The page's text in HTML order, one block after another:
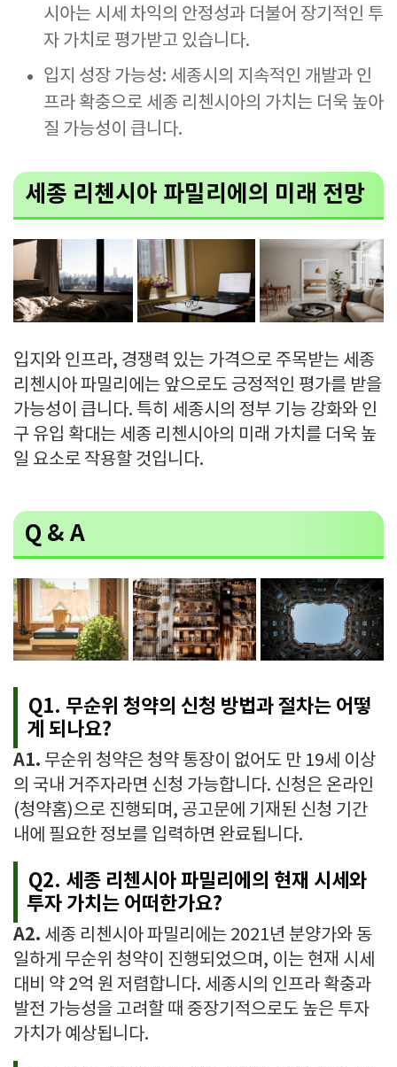
시아는 시세 차익의 안정성과 더불어 장기적인 투
자 가치로 평가받고 있습니다.
입지 성장 가능성: 세종시의 지속적인 개발과 인
프라 확충으로 세종 리첸시아의 가치는 더욱 높아
질 가능성이 큽니다.
세종 리첸시아 파밀리에의 미래 전망
입지와 인프라, 경쟁력 있는 가격으로 주목받는 세종
리첸시아 파밀리에는 앞으로도 긍정적인 평가를 받을
가능성이 큽니다. 특히 세종시의 정부 기능 강화와 인
구 유입 확대는 세종 리첸시아의 미래 가치를 더욱 높
일 요소로 작용할 것입니다.
Q & A
Q1. 무순위 청약의 신청 방법과 절차는 어떻
게 되나요?
A1. 무순위 청약은 청약 통장이 없어도 만 19세 이상
의 국내 거주자라면 신청 가능합니다. 신청은 온라인
(청약홈)으로 진행되며, 공고문에 기재된 신청 기간
내에 필요한 정보를 입력하면 완료됩니다.
Q2. 세종 리첸시아 파밀리에의 현재 시세와
투자 가치는 어떠한가요?
A2. 세종 리첸시아 파밀리에는 2021년 분양가와 동
일하게 무순위 청약이 진행되었으며, 이는 현재 시세
대비 약 2억 원 저렴합니다. 세종시의 인프라 확충과
발전 가능성을 고려할 때 중장기적으로도 높은 투자
가치가 예상됩니다.